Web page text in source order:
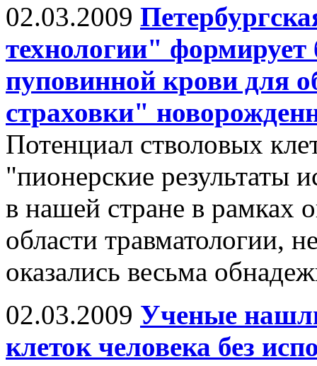
02.03.2009
технологии" формирует
пуповинной крови для
страховки"
Потенциал стволовых
"пионерские результаты
в нашей стране в рамках
области травматологии,
оказались весьма
02.03.2009 Ученые
клеток человека без